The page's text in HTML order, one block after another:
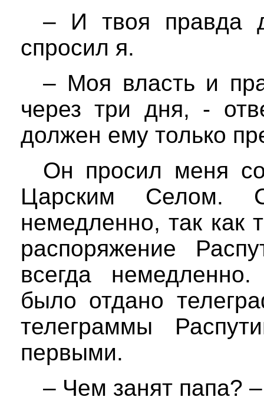
– И твоя правда
спросил я.
– Моя власть и
через три дня, -
должен ему только
Он просил меня
Царским Селом.
немедленно, так как
распоряжение
всегда
было отдано
телеграммы
первыми.
– Чем занят папа?